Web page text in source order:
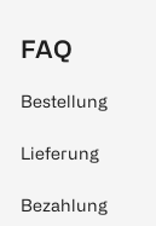
FAQ
Bestellung
Lieferung
Bezahlung